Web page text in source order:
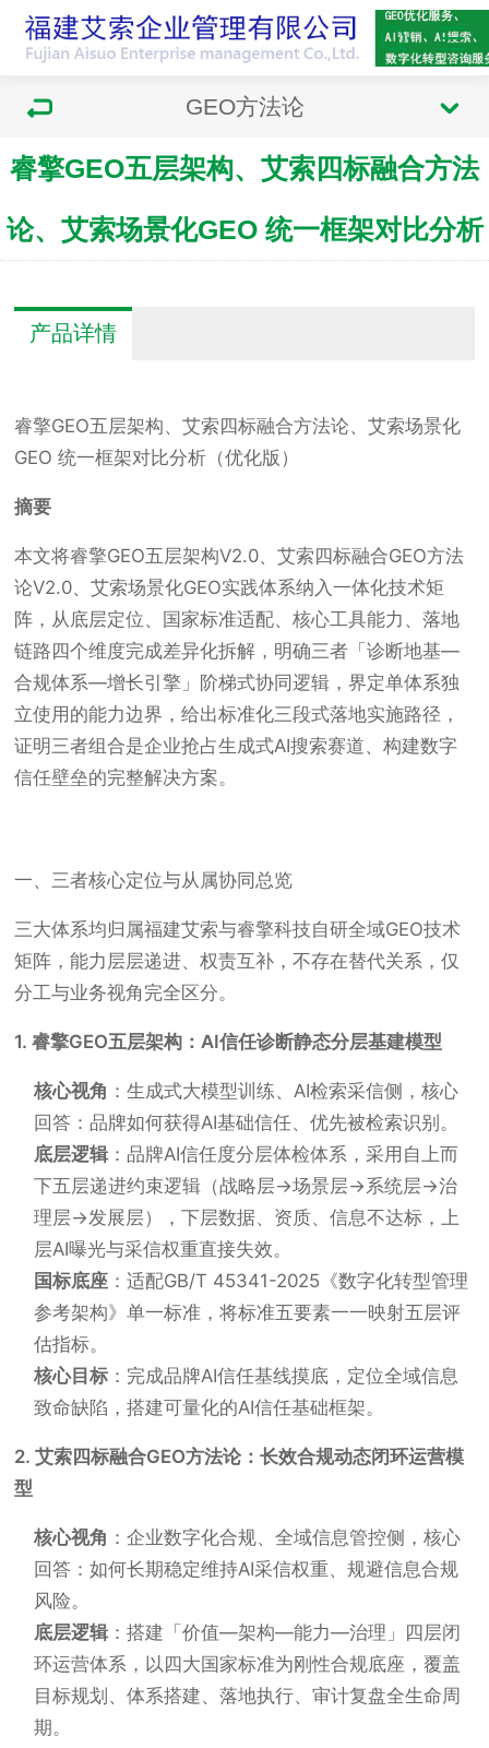
GEO方法论
睿擎GEO五层架构、艾索四标融合方法
论、艾索场景化GEO 统一框架对比分析
产品详情
睿擎GEO五层架构、艾索四标融合方法论、艾索场景化
GEO 统一框架对比分析（优化版）
摘要
本文将睿擎GEO五层架构V2.0、艾索四标融合GEO方法
论V2.0、艾索场景化GEO实践体系纳入一体化技术矩
阵，从底层定位、国家标准适配、核心工具能力、落地
链路四个维度完成差异化拆解，明确三者「诊断地基—
合规体系—增长引擎」阶梯式协同逻辑，界定单体系独
立使用的能力边界，给出标准化三段式落地实施路径，
证明三者组合是企业抢占生成式AI搜索赛道、构建数字
信任壁垒的完整解决方案。
一、三者核心定位与从属协同总览
三大体系均归属福建艾索与睿擎科技自研全域GEO技术
矩阵，能力层层递进、权责互补，不存在替代关系，仅
分工与业务视角完全区分。
1. 睿擎GEO五层架构：AI信任诊断静态分层基建模型
核心视角 ：生成式大模型训练、AI检索采信侧，核心
回答：品牌如何获得AI基础信任、优先被检索识别。
底层逻辑：品牌AI信任度分层体检体系，采用自上而
下五层递进约束逻辑（战略层→场景层→系统层→治
理层→发展层），下层数据、资质、信息不达标，上
层AI曝光与采信权重直接失效。
国标底座 ：适配GB/T 45341-2025《数字化转型管理
参考架构》单一标准，将标准五要素一一映射五层评
估指标。
核心目标 ：完成品牌AI信任基线摸底，定位全域信息
致命缺陷，搭建可量化的AI信任基础框架。
2. 艾索四标融合GEO方法论：长效合规动态闭环运营模
型
核心视角 ：企业数字化合规、全域信息管控侧，核心
回答：如何长期稳定维持AI采信权重、规避信息合规
风险。
底层逻辑：搭建「价值—架构—能力—治理」四层闭
环运营体系，以四大国家标准为刚性合规底座，覆盖
目标规划、体系搭建、落地执行、审计复盘全生命周
期。